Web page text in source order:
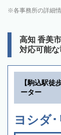
各事務所の詳細
高知 香美
対応可能
【駒込駅徒
ーター
ヨシダ